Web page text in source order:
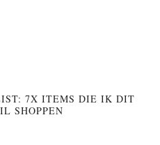
7X ITEMS DIE IK DIT
SHOPPEN